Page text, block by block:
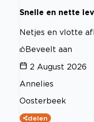
Snelle en nette
Netjes en vlotte
Beveelt aan
2 August 2026
Annelies
Oosterbeek
delen